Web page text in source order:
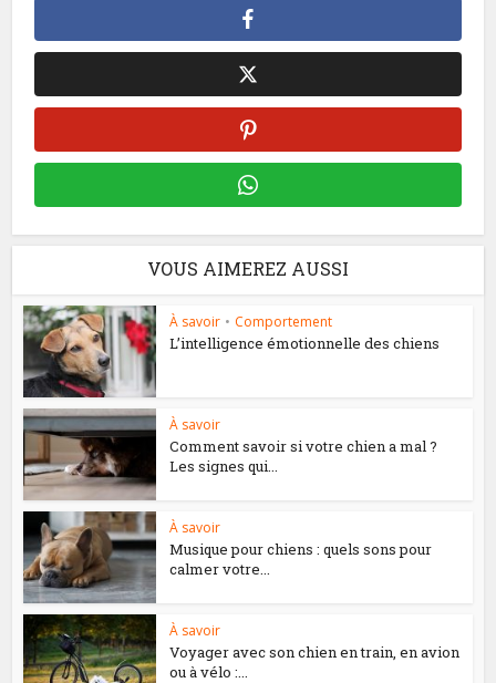
VOUS AIMEREZ AUSSI
À savoir • Comportement
L’intelligence émotionnelle des chiens
À savoir
Comment savoir si votre chien a mal ?
Les signes qui...
À savoir
Musique pour chiens : quels sons pour
calmer votre...
À savoir
Voyager avec son chien en train, en avion
ou à vélo :...